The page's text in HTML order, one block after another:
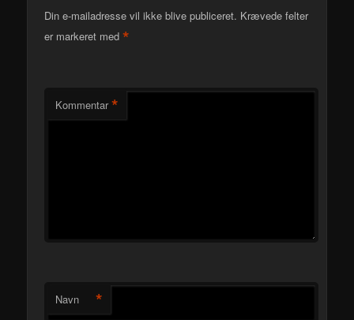
Din e-mailadresse vil ikke blive publiceret. Krævede felter
er markeret med*
Kommentar *
Navn *